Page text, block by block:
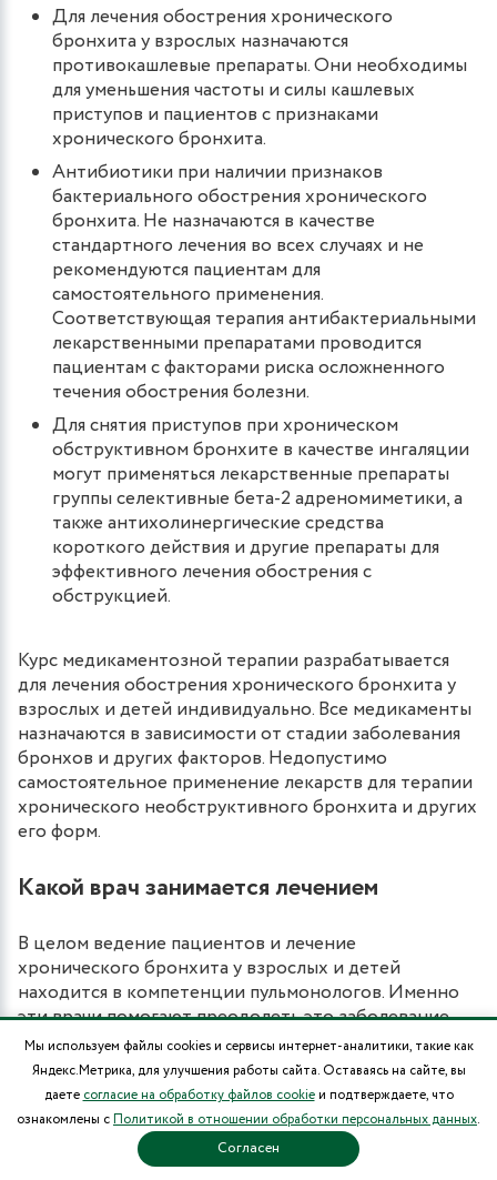
Для лечения обострения хронического
бронхита у взрослых назначаются
противокашлевые препараты. Они необходимы
для уменьшения частоты и силы кашлевых
приступов и пациентов с признаками
хронического бронхита.
Антибиотики при наличии признаков
бактериального обострения хронического
бронхита. Не назначаются в качестве
стандартного лечения во всех случаях и не
рекомендуются пациентам для
самостоятельного применения.
Соответствующая терапия антибактериальными
лекарственными препаратами проводится
пациентам с факторами риска осложненного
течения обострения болезни.
Для снятия приступов при хроническом
обструктивном бронхите в качестве ингаляции
могут применяться лекарственные препараты
группы селективные бета-2 адреномиметики, а
также антихолинергические средства
короткого действия и другие препараты для
эффективного лечения обострения с
обструкцией.
Курс медикаментозной терапии разрабатывается
для лечения обострения хронического бронхита у
взрослых и детей индивидуально. Все медикаменты
назначаются в зависимости от стадии заболевания
бронхов и других факторов. Недопустимо
самостоятельное применение лекарств для терапии
хронического необструктивного бронхита и других
его форм.
Какой врач занимается лечением
В целом ведение пациентов и лечение
хронического бронхита у взрослых и детей
находится в компетенции пульмонологов. Именно
эти врачи помогают преодолеть это заболевание,
перевести его в состояние ремиссии и
окончательно вылечить.
В зависимости от наличия сопутствующих
патологий, а также специфики болезни может
потребоваться консультация отоларинголога,
Мы используем файлы cookies и сервисы интернет-аналитики, такие как
Яндекс.Метрика, для улучшения работы сайта. Оставаясь на сайте, вы
даете согласие на обработку файлов cookieи подтверждаете, что
ознакомлены сПолитикой в отношении обработки персональных данных.
Согласен